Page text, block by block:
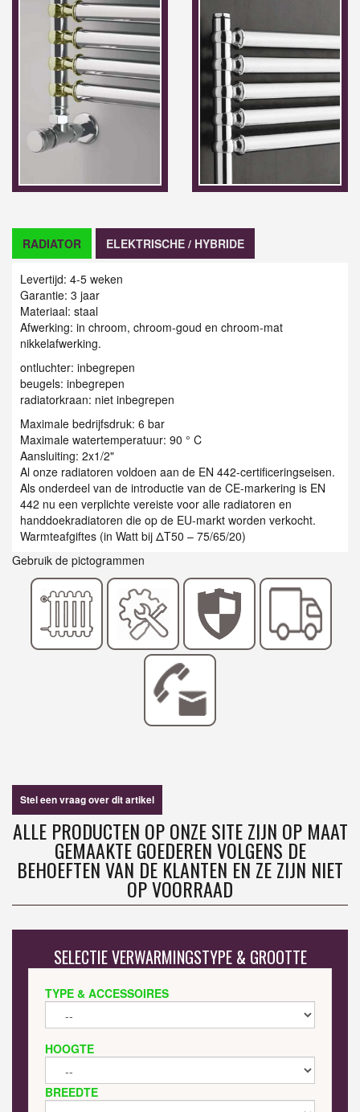
RADIATOR ELEKTRISCHE / HYBRIDE
Levertijd: 4-5 weken
Garantie: 3 jaar
Materiaal: staal
Afwerking: in chroom, chroom-goud en chroom-mat
nikkelafwerking.
ontluchter: inbegrepen
beugels: inbegrepen
radiatorkraan: niet inbegrepen
Maximale bedrijfsdruk: 6 bar
Maximale watertemperatuur: 90 ° C
Aansluiting: 2x1/2"
Al onze radiatoren voldoen aan de EN 442-certificeringseisen.
Als onderdeel van de introductie van de CE-markering is EN
442 nu een verplichte vereiste voor alle radiatoren en
handdoekradiatoren die op de EU-markt worden verkocht.
Warmteafgiftes (in Watt bij ΔT50 – 75/65/20)
Gebruik de pictogrammen
Stel een vraag over dit artikel
ALLE PRODUCTEN OP ONZE SITE ZIJN OP MAAT
GEMAAKTE GOEDEREN VOLGENS DE
BEHOEFTEN VAN DE KLANTEN EN ZE ZIJN NIET
OP VOORRAAD
SELECTIE VERWARMINGSTYPE & GROOTTE
TYPE & ACCESSOIRES
HOOGTE
BREEDTE